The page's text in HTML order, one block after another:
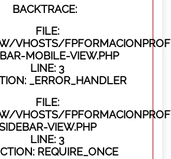
BACKTRACE:
FILE:
VHOSTS/
MOBILE-VIEW.PHP
LINE: 3
_ERROR_HANDLER
FILE:
VHOSTS/
VIEW.PHP
LINE: 3
REQUIRE_ONCE